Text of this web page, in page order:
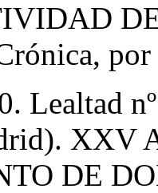
por
Lealtad
XXV
DE